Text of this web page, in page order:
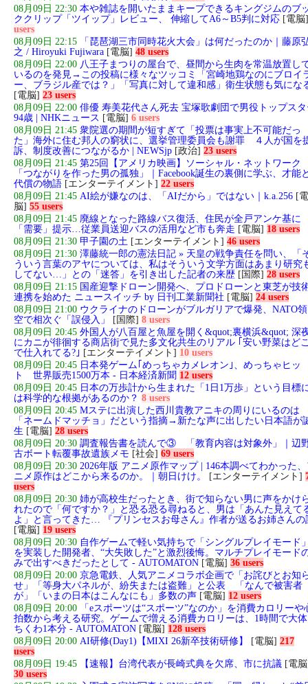
08月09日 22:30 本や雑誌を開いたままキープできるキングジムのブ
ククリップ「ツイップ」レビュー、 伸縮してA6～B5判に対応 [電
users
08月09日 22:15
「琵琶湖三市同時花火大会」は何だったのか｜藤原
之 / Hiroyuki Fujiwara [電脳] 48 users
08月09日 22:00 八王子まつりの屋台で、昼間から生肉を常温放置し
いるのを発見→この投稿に様々なツッコミ「宮崎地鶏なのにブロイ
ー、ブラジル産では？」「写真に対して違和感」衛生状態も気にな
[電脳] 23 users
08月09日 22:00 俳優 寿美花代さん死去 宝塚歌劇団で男役トップス
94歳 | NHKニュース [電脳] 6 users
08月09日 21:45 衆院選の期間が短すぎて「投票は事実上不可能だっ
た」海外に住む邦人の窮状に、選挙管理委員会も謝罪 ４人が国を
訴、制度改善につながるか | NEWSjp [政治] 23 users
08月09日 21:45 第25回【アメリカ映画】ソーシャル・ネットワーク
「つながりを作った男の孤独」｜Facebook誕生の裏側に学ぶ、才能
代償の物語 [エンターテイメント] 22 users
08月09日 21:45 AI絵が嫌なのは、「AIだから」ではない｜k.a.256 [電
脳] 55 users
08月09日 21:45 廃線となった路線バス復活、住民が全戸アンケ基に
「需要」提示…従業員送迎バスの活用など市も奔走 [電脳] 18 users
08月09日 21:30 甲子園の土 [エンターテイメント] 46 users
08月09日 21:30 澤藤統一郎の憲法日記 » 天皇の戦争責任を問い、「
ういう言葉のアヤについては、私はそういう文学方面はあまり研究
してない…」との「迷答」を引き出した記者の来歴 [国際] 28 users
08月09日 21:15 国産迎撃ドローン開発へ、プロドローンと東芝が技
連携を始めた ニュースイッチ by 日刊工業新聞社 [電脳] 24 users
08月09日 21:00 ウクライナのドローンがブルガリアで爆発、NATO領
空で相次ぐ「誤侵入」
[国際] 8 users
08月09日 20:45 外国人が八百屋と魚屋を開く&quot;裏横浜&quot; 深
にカニが徘徊する商店街で見た多文化共生のリアル ｢安い野菜はど
で仕入れてる?｣ [エンターテイメント] 10 users
08月09日 20:45 日本発ゲーム｢めっちゃカメレオン｣、めっちゃヒッ
ト 世界販売1500万本 - 日本経済新聞 12 users
08月09日 20:45 日本の万歩計から生まれた「1日1万歩」という目標
は科学的な根拠があるのか？ 8 users
08月09日 20:45 Mステに出演した西川貴教アニキの周りにいるのは
「ネームドマッチョ」だという指摘→新たな声に出したい日本語が
生 [電脳] 28 users
08月09日 20:30 調査報告書を読んで③ 「教育内容は対象外」｜辺
古ボート転覆事故遺族メモ [社会] 69 users
08月09日 20:30 2026年版 アニメ原作マップ | 146本調べてわかった
ニメ原作はどこから来るのか。｜朝日けけ。
[エンターテイメント]
users
08月09日 20:30 姉が高校生だったとき、街で知らない男に声をかけ
れたので「何ですか？」と恐る恐る尋ねると、男は「あんた見えて
よ」と言ってきた… 『プリンセスお母さん』作者が送るお姉さんの
[電脳] 19 users
08月09日 20:30 自作ゲームで軽い気持ちで「シングルプレイモード
を実装した開発者、“大失敗した”と激烈後悔。マルチプレイモード
みで出すべきだったとして - AUTOMATON [電脳] 36 users
08月09日 20:00 京急電鉄、人気アニメコラボ企画で「お詫びとお知
せ」「等身大パネルが、紛失または盗難」と公表 「なんで被害者
が」「いまの日本はこんなにも」多数の声 [電脳] 12 users
08月09日 20:00
「eスポーツは“スポーツ”なのか」を消費カロリーや
拍数から考える研究。ゲームで増える消費カロリーは、1時間で大体
ちくわ1本分 - AUTOMATON [電脳] 128 users
08月09日 20:00 AI研修(Day1)【MIXI 26新卒技術研修】 [電脳] 217
users
08月09日 19:45
【速報】台湾代表が長崎式典を欠席、市に抗議 [電
30 users